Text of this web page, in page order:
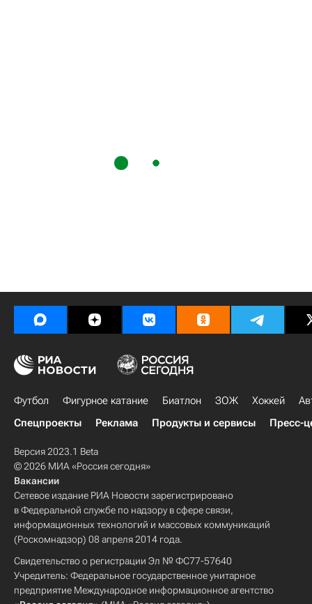
Футбол Фигурное катание Биатлон ЗОЖ Хоккей
Спецпроекты
Реклама Продукты и сервисы Пресс-
Версия 2023.1 Beta
© 2026 МИА «Россия сегодня»
Вакансии
Сетевое издание РИА Новости зарегистрировано
в Федеральной службе по надзору в сфере связи,
информационных технологий и массовых коммуникаций
(Роскомнадзор) 08 апреля 2014 года.
Свидетельство о регистрации Эл № ФС77-57640
Учредитель: Федеральное государственное унитарное
предприятие Международное информационное агентство